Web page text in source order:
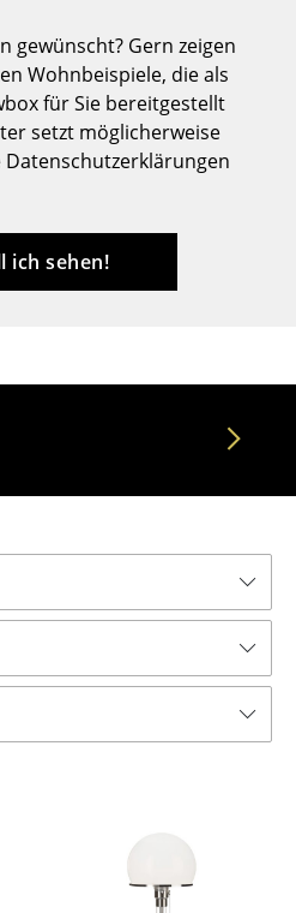
gewünscht? Gern zeigen
Wohnbeispiele, die als
für Sie bereitgestellt
setzt möglicherweise
Datenschutzerklärungen
ich sehen!